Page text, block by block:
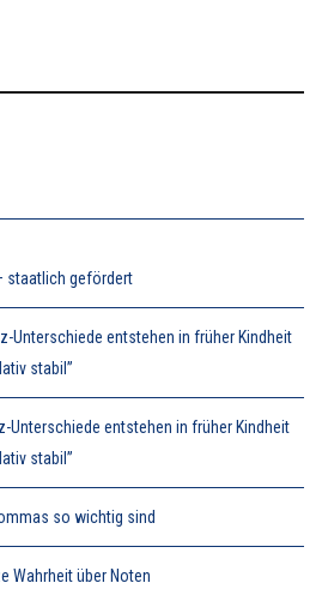
staatlich gefördert
Unterschiede entstehen in früher Kindheit
stabil”
Unterschiede entstehen in früher Kindheit
stabil”
so wichtig sind
Wahrheit über Noten